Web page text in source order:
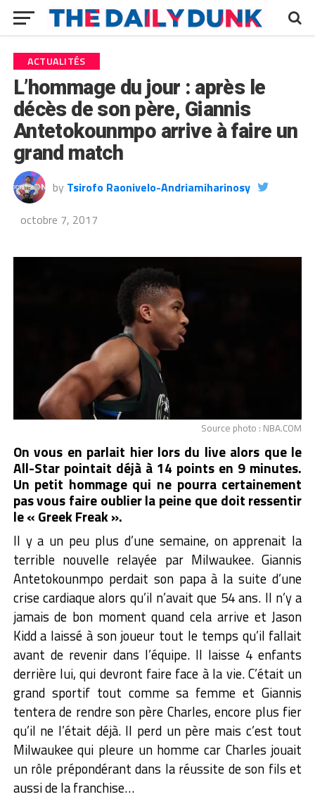
ACTUALITÉS
L’hommage du jour : après le
décès de son père, Giannis
Antetokounmpo arrive à faire un
grand match
by Tsirofo Raonivelo-Andriamiharinosy
octobre 7, 2017
Source photo : NBA.COM
On vous en parlait hier lors du live alors que le
All-Star pointait déjà à 14 points en 9 minutes.
Un petit hommage qui ne pourra certainement
pas vous faire oublier la peine que doit ressentir
le « Greek Freak ».
Il y a un peu plus d’une semaine, on apprenait la
terrible nouvelle relayée par Milwaukee. Giannis
Antetokounmpo perdait son papa à la suite d’une
crise cardiaque alors qu’il n’avait que 54 ans. Il n’y a
jamais de bon moment quand cela arrive et Jason
Kidd a laissé à son joueur tout le temps qu’il fallait
avant de revenir dans l’équipe. Il laisse 4 enfants
derrière lui, qui devront faire face à la vie. C’était un
grand sportif tout comme sa femme et Giannis
tentera de rendre son père Charles, encore plus fier
qu’il ne l’était déjà. Il perd un père mais c’est tout
Milwaukee qui pleure un homme car Charles jouait
un rôle prépondérant dans la réussite de son fils et
aussi de la franchise…